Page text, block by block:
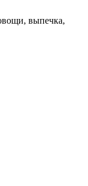
выпечка,